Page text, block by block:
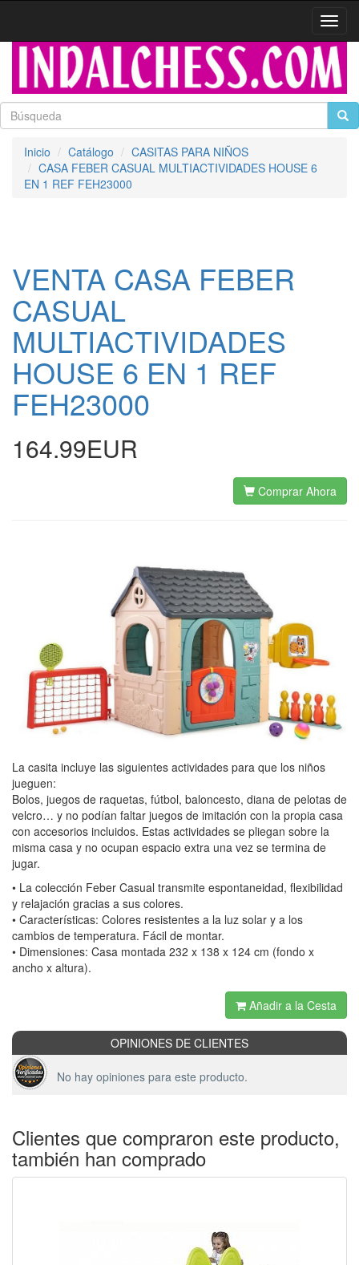
Inicio Catálogo
CASITAS PARA NIÑOS
CASA FEBER CASUAL MULTIACTIVIDADES HOUSE 6
EN 1 REF FEH23000
VENTA CASA FEBER
CASUAL
MULTIACTIVIDADES
HOUSE 6 EN 1 REF
FEH23000
164.99EUR
Comprar Ahora
La casita incluye las siguientes actividades para que los niños
jueguen:
Bolos, juegos de raquetas, fútbol, baloncesto, diana de pelotas de
velcro… y no podían faltar juegos de imitación con la propia casa
con accesorios incluidos. Estas actividades se pliegan sobre la
misma casa y no ocupan espacio extra una vez se termina de
jugar.
• La colección Feber Casual transmite espontaneidad, flexibilidad
y relajación gracias a sus colores.
• Características: Colores resistentes a la luz solar y a los
cambios de temperatura. Fácil de montar.
• Dimensiones: Casa montada 232 x 138 x 124 cm (fondo x
ancho x altura).
Añadir a la Cesta
OPINIONES DE CLIENTES
No hay opiniones para este producto.
Clientes que compraron este producto,
también han comprado